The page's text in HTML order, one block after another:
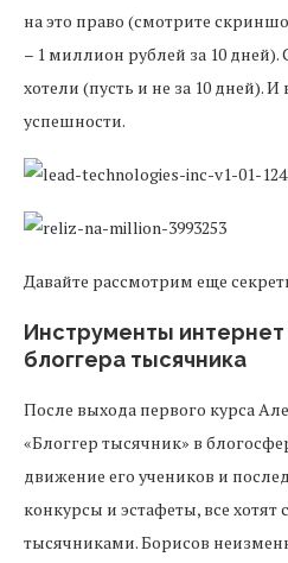
на это право (смотрите
– 1 миллион рублей за 10 дней).
хотели (пусть и не за 10 дней).
успешности.
Давайте рассмотрим еще
Инструменты интернет
блоггера тысячника
После выхода первого курса
«Блоггер тысячник» в
движение его учеников и
конкурсы и эстафеты, все хотят
тысячниками. Борисов